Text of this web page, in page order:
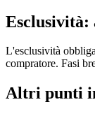
Esclusività:
L'esclusività
compratore. Fasi
Altri punti